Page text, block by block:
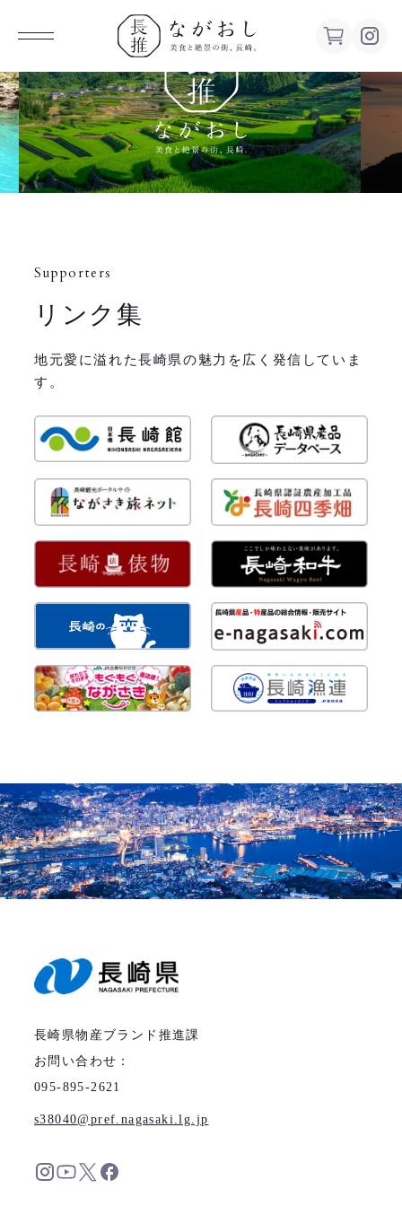
ながお
し 美食
と絶景の
Supporters
リンク集
地元愛に溢れた長崎県の魅力を広く発信していま
す。
長崎県物産ブランド推進課
お問い合わせ：
095-895-2621
s38040 pref.nagasaki.lg.jp